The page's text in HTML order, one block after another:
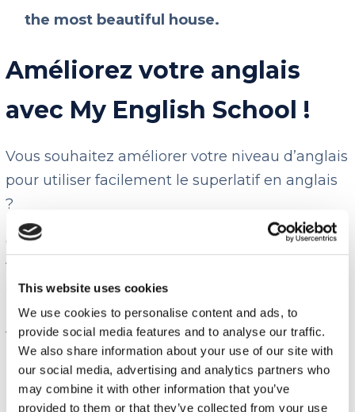
This website uses cookies
We use cookies to personalise content and ads, to
provide social media features and to analyse our traffic.
We also share information about your use of our site with
our social media, advertising and analytics partners who
may combine it with other information that you’ve
provided to them or that they’ve collected from your use
the most beautiful house.
Améliorez votre anglais
avec My English School !
Vous souhaitez améliorer votre niveau d’anglais
pour utiliser facilement le superlatif en anglais
?
Chez My English School, nous proposons des
formations d’anglais sur-mesure pour tous les
profils et tous les niveaux !
Apprenez l’anglais de manière immersive et
naturelle avec nos formateurs natifs ou de
niveau bilingue et grâce à notre méthode
unique basée sur la pratique orale de l’anglais.